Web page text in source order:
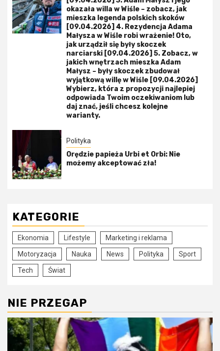
okazała willa w Wiśle – zobacz, jak
mieszka legenda polskich skoków
[09.04.2026] 4. Rezydencja Adama
Małysza w Wiśle robi wrażenie! Oto,
jak urządził się były skoczek
narciarski [09.04.2026] 5. Zobacz, w
jakich wnętrzach mieszka Adam
Małysz – były skoczek zbudował
wyjątkową willę w Wiśle [09.04.2026]
Wybierz, która z propozycji najlepiej
odpowiada Twoim oczekiwaniom lub
daj znać, jeśli chcesz kolejne
warianty.
Polityka
Orędzie papieża Urbi et Orbi: Nie
możemy akceptować zła!
KATEGORIE
Ekonomia Lifestyle Marketing i reklama
Motoryzacja Nauka News Polityka Sport
Tech Świat
NIE PRZEGAP